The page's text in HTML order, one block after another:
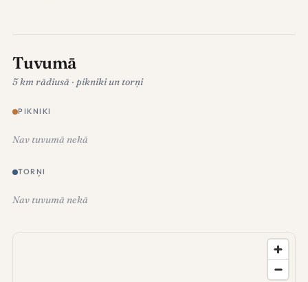
Tuvumā
5 km rādiusā · pikniki un torņi
PIKNIKI
Nav tuvumā nekā
TORŅI
Nav tuvumā nekā